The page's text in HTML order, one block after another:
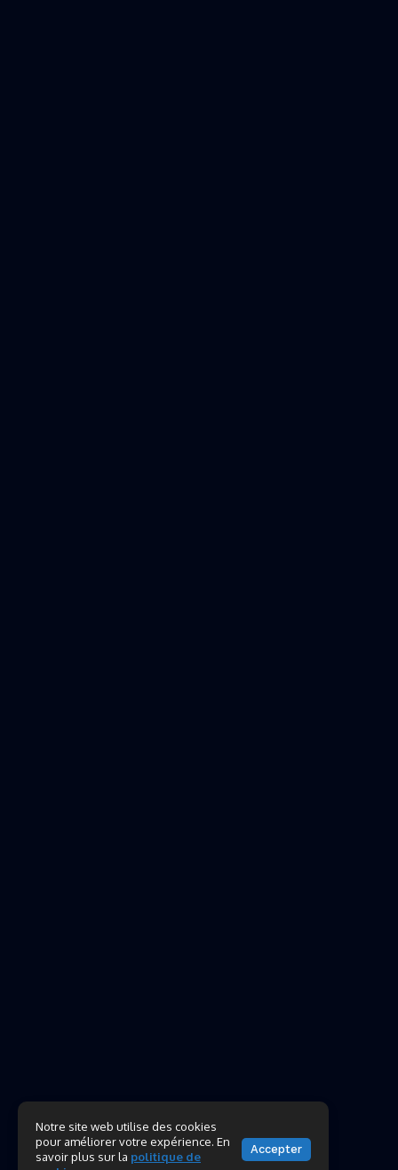
Notre site web utilise des cookies
pour améliorer votre expérience. En
savoir plus sur la politique de
Accepter